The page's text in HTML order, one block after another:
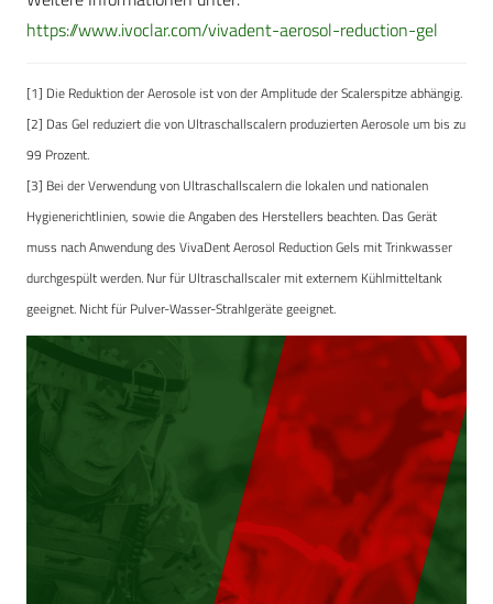
https://www.ivoclar.com/vivadent-aerosol-reduction-gel
[1] Die Reduktion der Aerosole ist von der Amplitude der Scalerspitze abhängig.
[2] Das Gel reduziert die von Ultraschallscalern produzierten Aerosole um bis zu
99 Prozent.
[3] Bei der Verwendung von Ultraschallscalern die lokalen und nationalen
Hygienerichtlinien, sowie die Angaben des Herstellers beachten. Das Gerät
muss nach Anwendung des VivaDent Aerosol Reduction Gels mit Trinkwasser
durchgespült werden. Nur für Ultraschallscaler mit externem Kühlmitteltank
geeignet. Nicht für Pulver-Wasser-Strahlgeräte geeignet.